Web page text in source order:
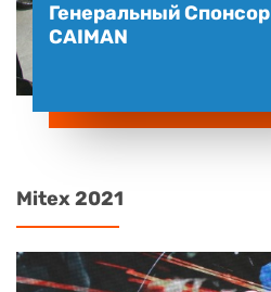
Генеральный Спонсор
CAIMAN
Mitex 2021